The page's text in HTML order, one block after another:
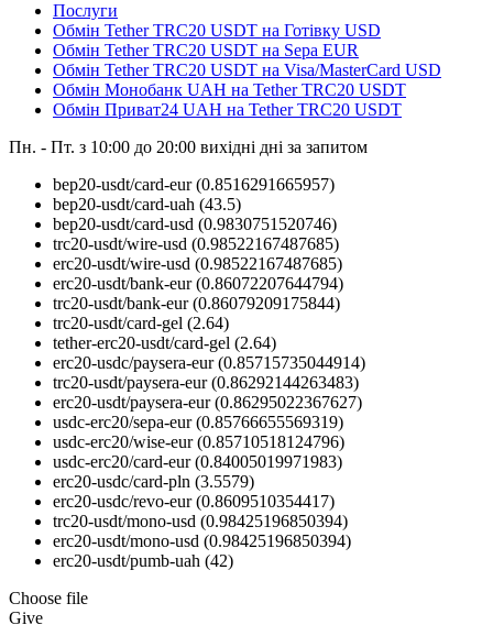
Послуги
Обмін Tether TRC20 USDT на Готівку USD
Обмін Tether TRC20 USDT на Sepa EUR
Обмін Tether TRC20 USDT на Visa/MasterCard USD
Обмін Монобанк UAH на Tether TRC20 USDT
Обмін Приват24 UAH на Tether TRC20 USDT
Пн. - Пт. з 10:00 до 20:00 вихідні дні за запитом
bep20-usdt/card-eur (0.8516291665957)
bep20-usdt/card-uah (43.5)
bep20-usdt/card-usd (0.9830751520746)
trc20-usdt/wire-usd (0.98522167487685)
erc20-usdt/wire-usd (0.98522167487685)
erc20-usdt/bank-eur (0.86072207644794)
trc20-usdt/bank-eur (0.86079209175844)
trc20-usdt/card-gel (2.64)
tether-erc20-usdt/card-gel (2.64)
erc20-usdc/paysera-eur (0.85715735044914)
trc20-usdt/paysera-eur (0.86292144263483)
erc20-usdt/paysera-eur (0.86295022367627)
usdc-erc20/sepa-eur (0.85766655569319)
usdc-erc20/wise-eur (0.85710518124796)
usdc-erc20/card-eur (0.84005019971983)
erc20-usdc/card-pln (3.5579)
erc20-usdc/revo-eur (0.8609510354417)
trc20-usdt/mono-usd (0.98425196850394)
erc20-usdt/mono-usd (0.98425196850394)
erc20-usdt/pumb-uah (42)
Choose file
Give